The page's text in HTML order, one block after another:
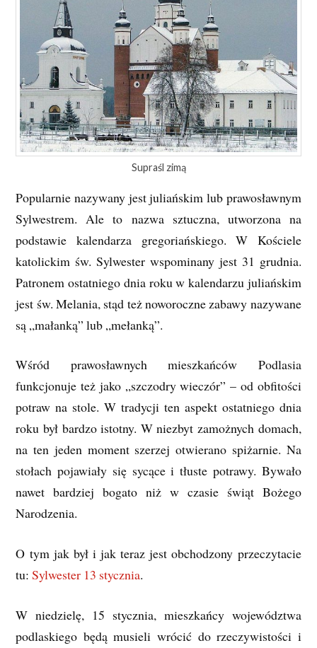
Supraśl zimą
Popularnie nazywany jest juliańskim lub prawosławnym
Sylwestrem. Ale to nazwa sztuczna, utworzona na
podstawie kalendarza gregoriańskiego. W Kościele
katolickim św. Sylwester wspominany jest 31 grudnia.
Patronem ostatniego dnia roku w kalendarzu juliańskim
jest św. Melania, stąd też noworoczne zabawy nazywane
są „małanką” lub „mełanką”.
Wśród prawosławnych mieszkańców Podlasia
funkcjonuje też jako „szczodry wieczór” – od obfitości
potraw na stole. W tradycji ten aspekt ostatniego dnia
roku był bardzo istotny. W niezbyt zamożnych domach,
na ten jeden moment szerzej otwierano spiżarnie. Na
stołach pojawiały się sycące i tłuste potrawy. Bywało
nawet bardziej bogato niż w czasie świąt Bożego
Narodzenia.
O tym jak był i jak teraz jest obchodzony przeczytacie
tu:Sylwester 13 stycznia.
W niedzielę, 15 stycznia, mieszkańcy województwa
podlaskiego będą musieli wrócić do rzeczywistości i